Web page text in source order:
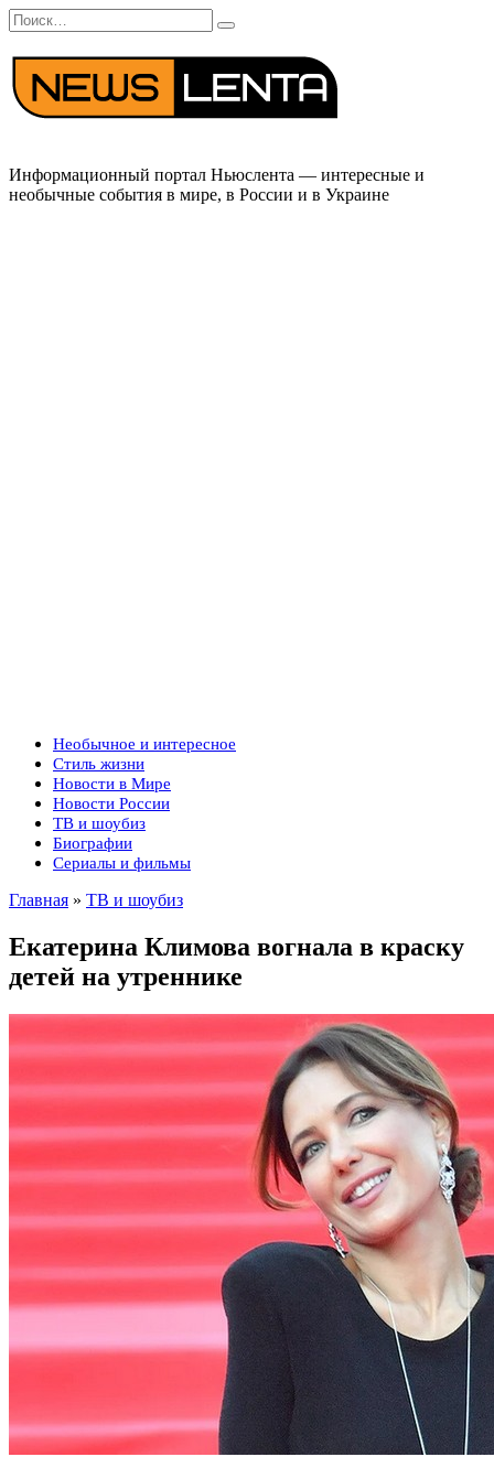
Перейти
к
содержанию
Search
for:
Информационный портал Ньюслента — интересные и
необычные события в мире, в России и в Украине
Необычное и интересное
Стиль жизни
Новости в Мире
Новости России
ТВ и шоубиз
Биографии
Сериалы и фильмы
Главная » ТВ и шоубиз
Екатерина Климова вогнала в краску
детей на утреннике